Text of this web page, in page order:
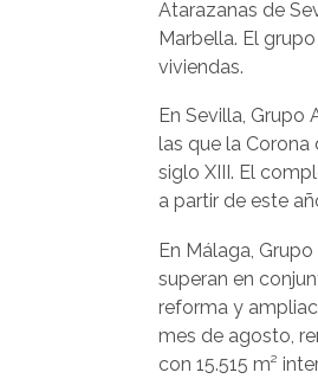
Atarazanas de
Marbella. El
viviendas.
En Sevilla,
las que la
siglo XIII. El
a partir de este
En Málaga,
superan en
reforma y
mes de agosto,
con 15.515 m²